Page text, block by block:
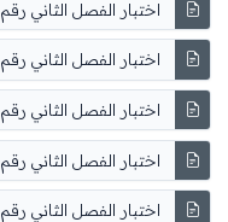
اختبار الفصل الثاني رقم 58
اختبار الفصل الثاني رقم 57
اختبار الفصل الثاني رقم 56
اختبار الفصل الثاني رقم 55
اختبار الفصل الثاني رقم 54